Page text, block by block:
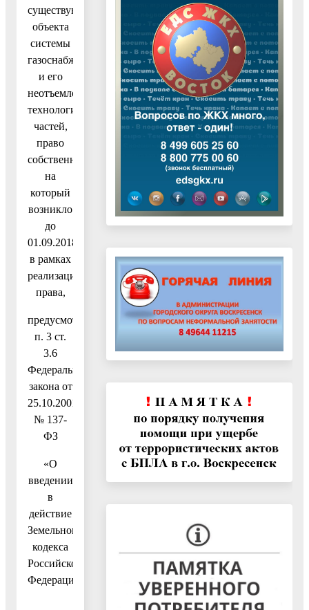
существующего
объекта
системы
газоснабжения
и его
неотъемлемых
технологических
частей,
право
собственности
на
который
возникло
до
01.09.2018,
в рамках
реализации
права,
предусмотренного
п. 3 ст.
3.6
Федерального
закона от
25.10.2001
№ 137-
ФЗ
«О
введении
в
действие
Земельного
кодекса
Российской
Федерации»